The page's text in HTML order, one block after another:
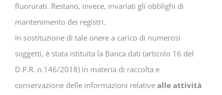
fluorurati. Restano, invece, invariati gli obblighi di
mantenimento dei registri.
In sostituzione di tale onere a carico di numerosi
soggetti, è stata istituita la Banca dati (articolo 16 del
D.P.R. n.146/2018) in materia di raccolta e
conservazione delle informazioni relative alle attività